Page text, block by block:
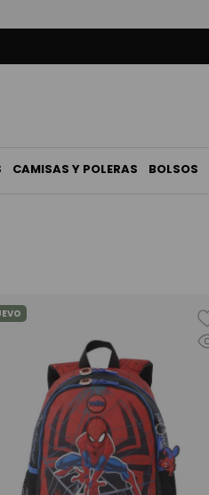
CAMISAS Y POLERAS BOLSOS